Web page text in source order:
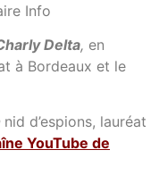
Info
Delta, en
à Bordeaux et le
nid d’espions, lauréat
YouTube de